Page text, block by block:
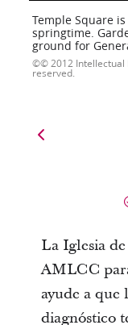
Temple Square
springtime.
ground for
© 2012 Intellectual
reserved.
La Iglesia
AMLCC
ayude a que
diagnóstico